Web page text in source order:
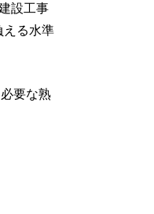
設工事
える水準
要な熟